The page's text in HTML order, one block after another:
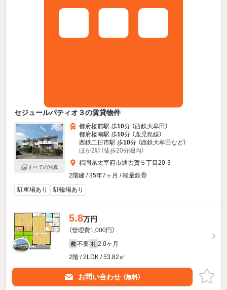
セジュールパティオ３の賃貸物件
すべての写真
都府楼前駅 歩10分 （西鉄大牟田）
都府楼南駅 歩10分 （鹿児島線）
西鉄二日市駅 歩10分 （西鉄大牟田など）
ほか2駅（徒歩20分圏内）
福岡県太宰府市通古賀５丁目20-3
2階建 / 35年7ヶ月 / 軽量鉄骨
駐車場あり
駐輪場あり
5.8万円
（管理費1,000円）
敷 不要 礼 2.0ヶ月
2階 / 2LDK / 53.82㎡
お問い合わせ （無料）